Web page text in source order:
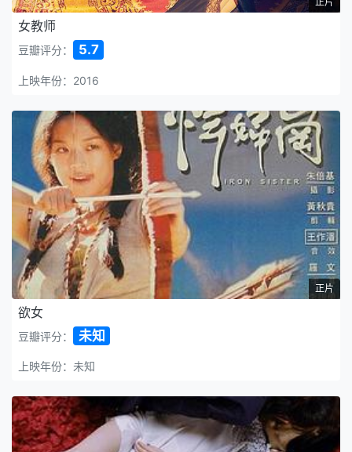
女教师
豆瓣评分： 5.7
上映年份：2016
正片
欲女
豆瓣评分： 未知
上映年份：未知